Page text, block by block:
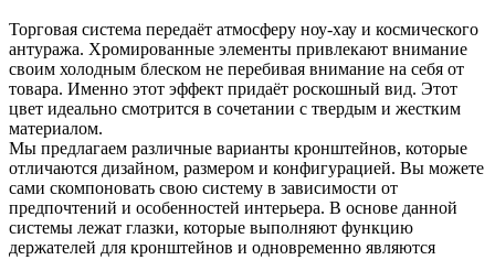
Торговая система передаёт атмосферу ноу-хау и космического
антуража. Хромированные элементы привлекают внимание
своим холодным блеском не перебивая внимание на себя от
товара. Именно этот эффект придаёт роскошный вид. Этот
цвет идеально смотрится в сочетании с твердым и жестким
материалом.
Мы предлагаем различные варианты кронштейнов, которые
отличаются дизайном, размером и конфигурацией. Вы можете
сами скомпоновать свою систему в зависимости от
предпочтений и особенностей интерьера. В основе данной
системы лежат глазки, которые выполняют функцию
держателей для кронштейнов и одновременно являются